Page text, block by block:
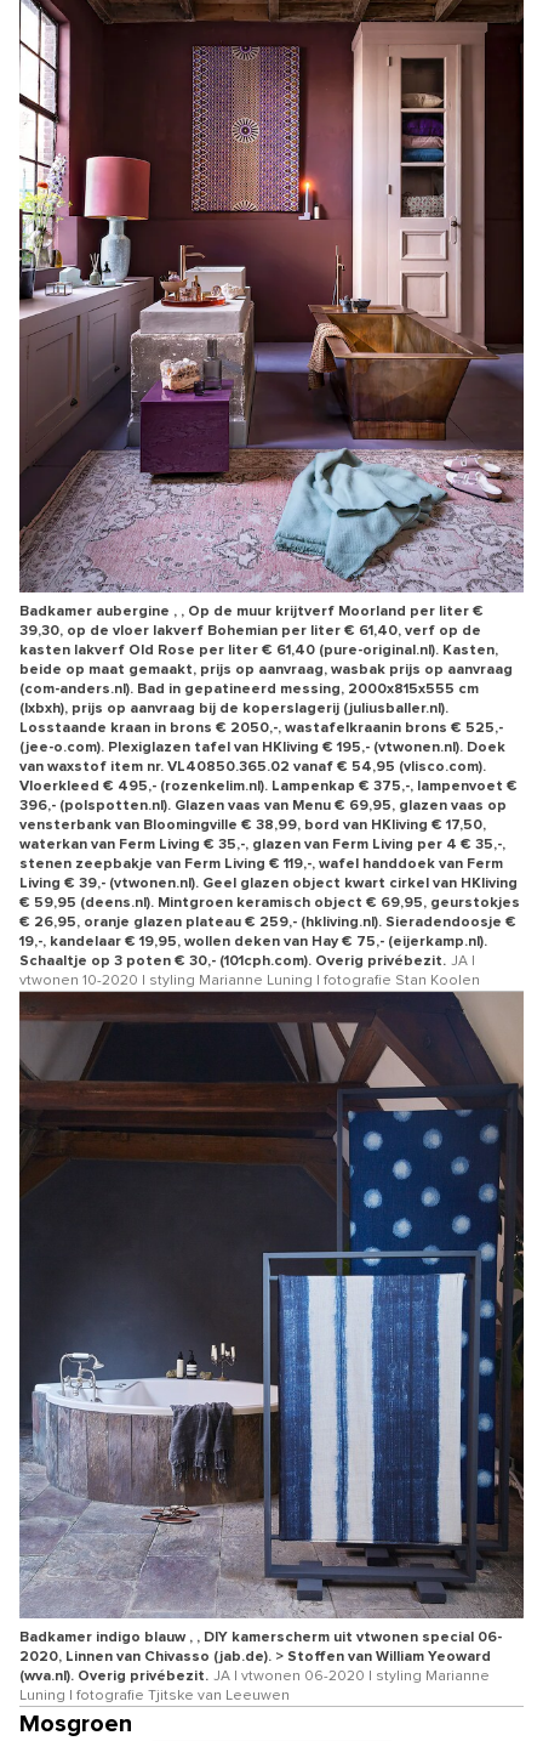
Badkamer aubergine , , Op de muur krijtverf Moorland per liter €
39,30, op de vloer lakverf Bohemian per liter € 61,40, verf op de
kasten lakverf Old Rose per liter € 61,40 (pure-original.nl). Kasten,
beide op maat gemaakt, prijs op aanvraag, wasbak prijs op aanvraag
(com-anders.nl). Bad in gepatineerd messing, 2000x815x555 cm
(lxbxh), prijs op aanvraag bij de koperslagerij (juliusballer.nl).
Losstaande kraan in brons € 2050,-, wastafelkraanin brons € 525,-
(jee-o.com). Plexiglazen tafel van HKliving € 195,- (vtwonen.nl). Doek
van waxstof item nr. VL40850.365.02 vanaf € 54,95 (vlisco.com).
Vloerkleed € 495,- (rozenkelim.nl). Lampenkap € 375,-, lampenvoet €
396,- (polspotten.nl). Glazen vaas van Menu € 69,95, glazen vaas op
vensterbank van Bloomingville € 38,99, bord van HKliving € 17,50,
waterkan van Ferm Living € 35,-, glazen van Ferm Living per 4 € 35,-,
stenen zeepbakje van Ferm Living € 119,-, wafel handdoek van Ferm
Living € 39,- (vtwonen.nl). Geel glazen object kwart cirkel van HKliving
€ 59,95 (deens.nl). Mintgroen keramisch object € 69,95, geurstokjes
€ 26,95, oranje glazen plateau € 259,- (hkliving.nl). Sieradendoosje €
19,-, kandelaar € 19,95, wollen deken van Hay € 75,- (eijerkamp.nl).
Schaaltje op 3 poten € 30,- (101cph.com). Overig privébezit. JA |
vtwonen 10-2020 | styling Marianne Luning | fotografie Stan Koolen
Badkamer indigo blauw , , DIY kamerscherm uit vtwonen special 06-
2020, Linnen van Chivasso (jab.de). > Stoffen van William Yeoward
(wva.nl). Overig privébezit. JA | vtwonen 06-2020 | styling Marianne
Luning | fotografie Tjitske van Leeuwen
Mosgroen